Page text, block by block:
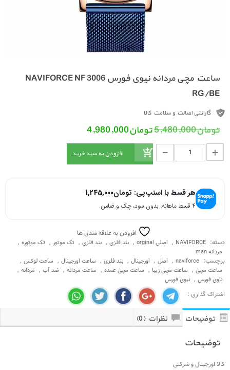
ساعت مچی مردانه نیوی فورس NAVIFORCE NF 3006
RG/BE
گارانتی اصالت و سلامت کالا
تومان5,480,000قیمت اصلی: تومان5,480,000 بود.
تومان4,980,000قیمت فعلی: تومان4,980,000.
ساعت مچی مردانه نیوی فورس NAVIFORCE NF 3006 RG/BE عدد
+
_ افزودن به سبد خرید
هر قسط با اسنپ‌پی: تومان1,245,000
۴ قسط ماهانه. بدون سود، چک و ضامن.
افزودن به علاقه مندی ها
دسته: NAVIFORCE
, اصلی orginal , بند فلزی , بند فلزی , تک موتور , تک موتوره ,
مردانه man
برچسب: naviforce
, اصل , اورجینال , بند فلزی , ساعت اورجینال , ساعت لوکس ,
ساعت مچی , ساعت مچی زیبا , ساعت مچی عمده , ساعت مردانه , ضد آب , مردانه ,
ناوی فورس , نیوی فورس
اشتراک گذاری :
توضیحات نظرات (0)
توضیحات
کالا اورجینال و شرکتی